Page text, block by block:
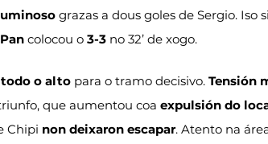
grazas a dous goles de Sergio. Iso
colocou o 3-3 no 32’ de xogo.
todo o alto para o tramo decisivo. Tensión
que aumentou coa expulsión do
Chipi non deixaron escapar. Atento na